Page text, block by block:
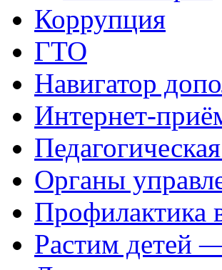
Коррупция
ГТО
Навигатор
Интернет-
Органы
Профилактика
Растим детей